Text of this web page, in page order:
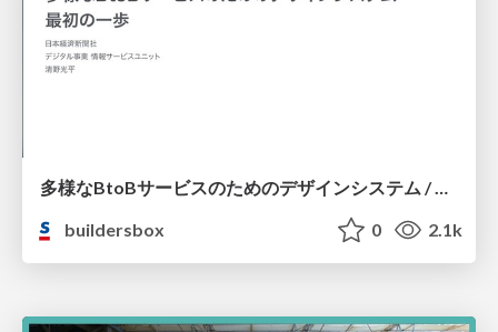
多様なBtoBサービスのためのデザインシステム / Design System for various BtoB service
buildersbox
0 2.1k